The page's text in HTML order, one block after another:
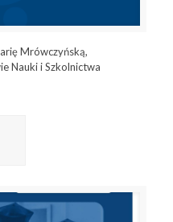
Mrówczyńską,
Nauki i Szkolnictwa